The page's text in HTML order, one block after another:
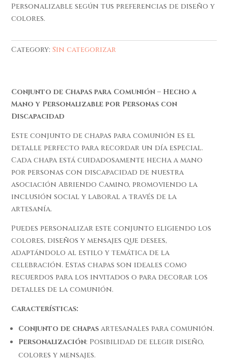
Personalizable según tus preferencias de diseño y
colores.
Category:Sin categorizar
Conjunto de Chapas para Comunión – Hecho a
Mano y Personalizable por Personas con
Discapacidad
Este conjunto de chapas para comunión es el
detalle perfecto para recordar un día especial.
Cada chapa está cuidadosamente hecha a mano
por personas con discapacidad de nuestra
asociación Abriendo Camino, promoviendo la
inclusión social y laboral a través de la
artesanía.
Puedes personalizar este conjunto eligiendo los
colores, diseños y mensajes que desees,
adaptándolo al estilo y temática de la
celebración. Estas chapas son ideales como
recuerdos para los invitados o para decorar los
detalles de la comunión.
Características:
Conjunto de chapas artesanales para comunión.
Personalización: Posibilidad de elegir diseño,
colores y mensajes.